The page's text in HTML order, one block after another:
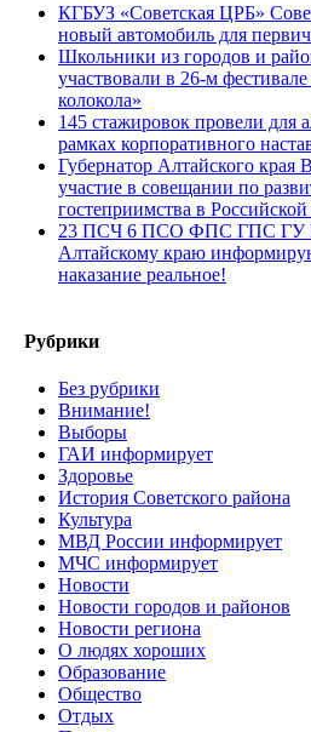
КГБУЗ «Советская ЦРБ»
новый автомобиль для
Школьники из городов и
участвовали в 26-м
колокола»
145 стажировок провели для
рамках корпоративного
Губернатор Алтайского края
участие в совещании по
гостеприимства в
23 ПСЧ 6 ПСО ФПС ГПС ГУ
Алтайскому краю
наказание реальное!
Рубрики
Без рубрики
Внимание!
Выборы
ГАИ информирует
Здоровье
История Советского района
Культура
МВД России информирует
МЧС информирует
Новости
Новости городов и районов
Новости региона
О людях хороших
Образование
Общество
Отдых